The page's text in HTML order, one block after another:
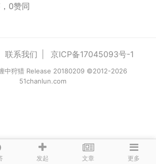
发起 文章 更多
0赞同
联系我们 京ICP备17045093号-1
中狩猎 Release 20180209 ©2012-2026
51chanlun.com